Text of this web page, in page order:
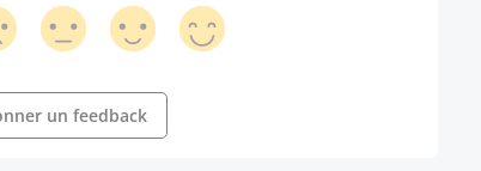
un feedback